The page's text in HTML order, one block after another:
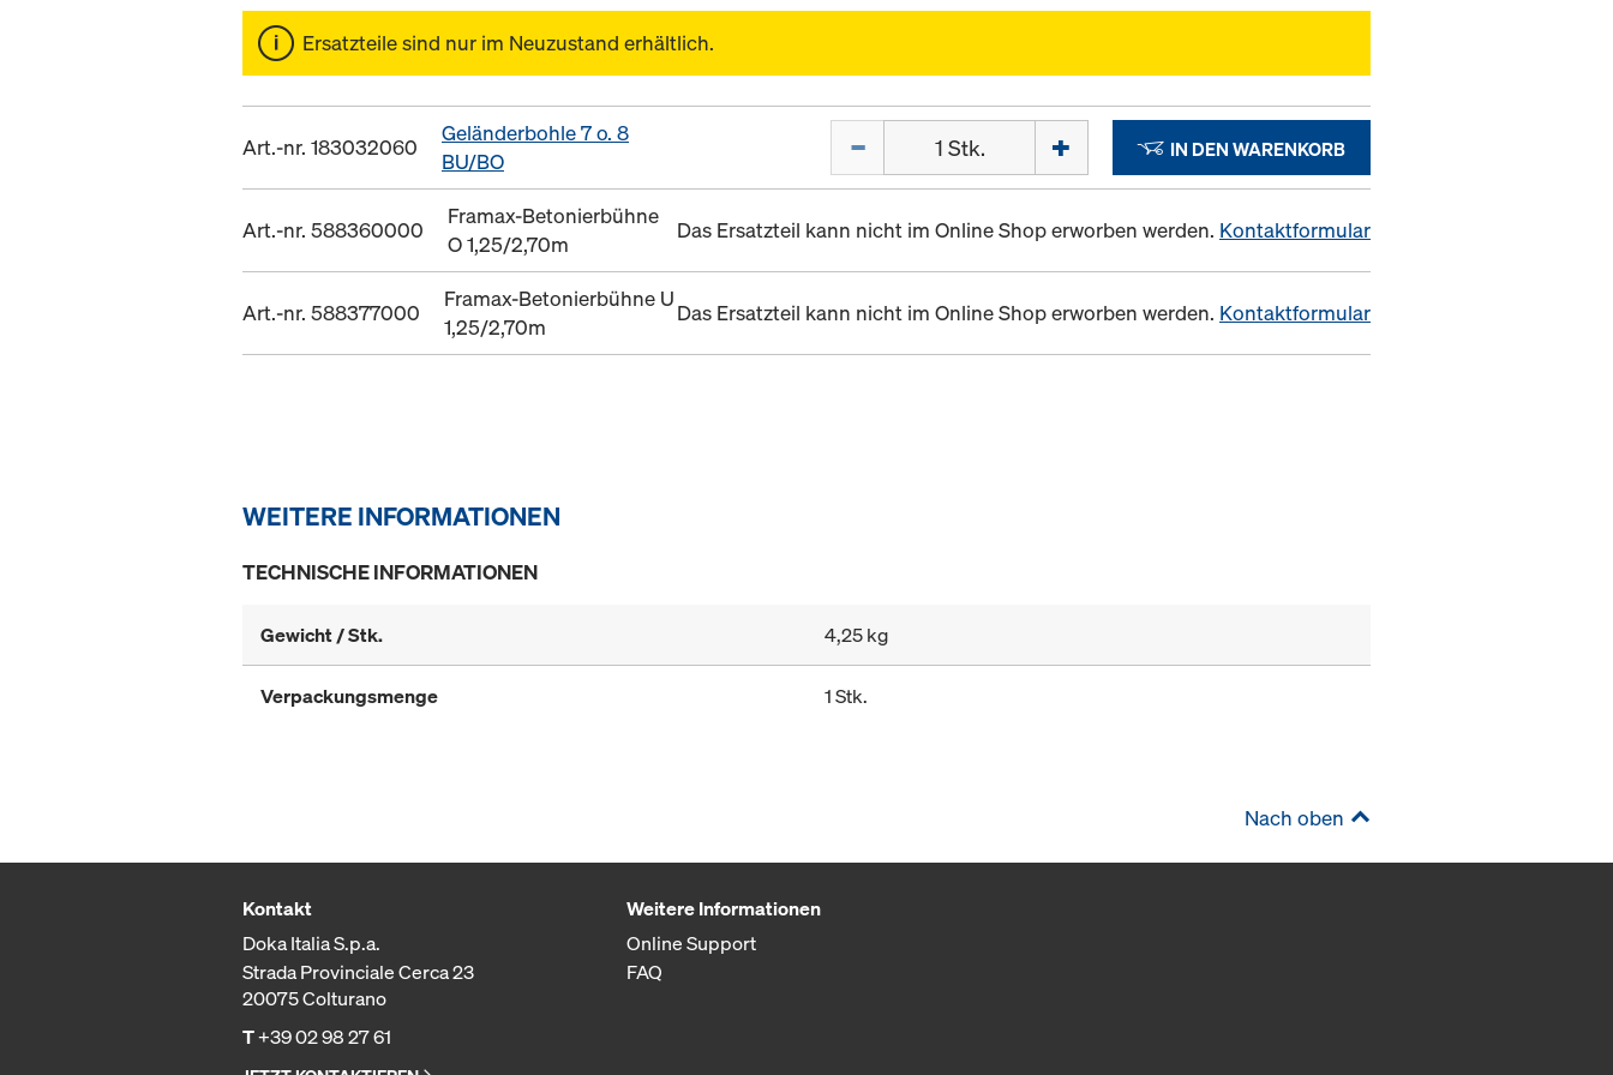
Ersatzteile sind nur im Neuzustand erhältlich.
Art.-nr. 183032060
Geländerbohle 7 o. 8
BU/BO
IN DEN WARENKORB
Art.-nr. 588360000
Framax-Betonierbühne
O 1,25/2,70m
Das Ersatzteil kann nicht im Online Shop erworben werden. Kontaktformular
Art.-nr. 588377000
Framax-Betonierbühne U
1,25/2,70m
Das Ersatzteil kann nicht im Online Shop erworben werden. Kontaktformular
WEITERE INFORMATIONEN
TECHNISCHE INFORMATIONEN
Gewicht / Stk. 4,25 kg
Verpackungsmenge 1 Stk.
Nach oben
Kontakt
Doka Italia S.p.a.
Strada Provinciale Cerca 23
20075 Colturano
T+39 02 98 27 61
Weitere Informationen
Online Support
FAQ